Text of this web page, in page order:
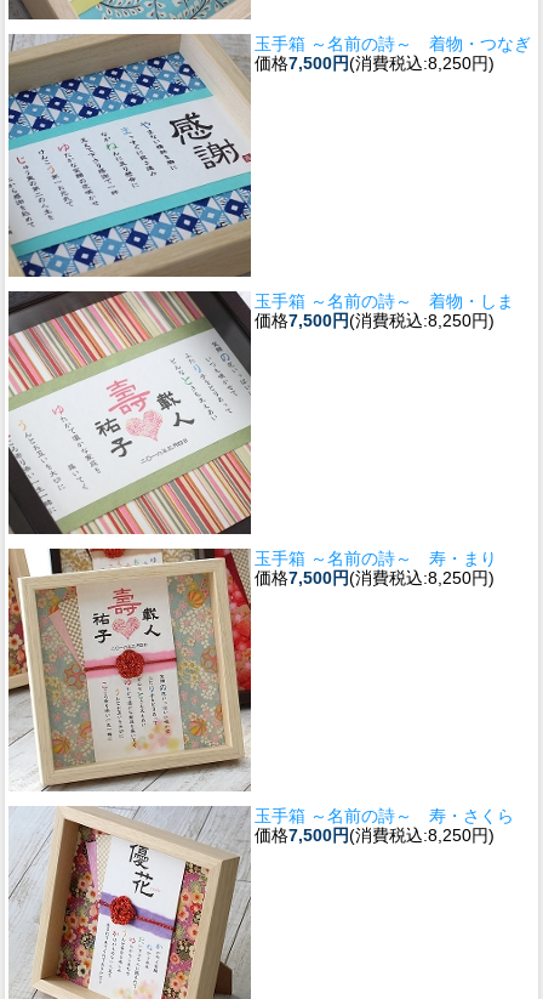
玉手箱 ～名前の詩～ 着物・つなぎ
価格7,500円(消費税込:8,250円)
玉手箱 ～名前の詩～ 着物・しま
価格7,500円(消費税込:8,250円)
玉手箱 ～名前の詩～ 寿・まり
価格7,500円(消費税込:8,250円)
玉手箱 ～名前の詩～ 寿・さくら
価格7,500円(消費税込:8,250円)